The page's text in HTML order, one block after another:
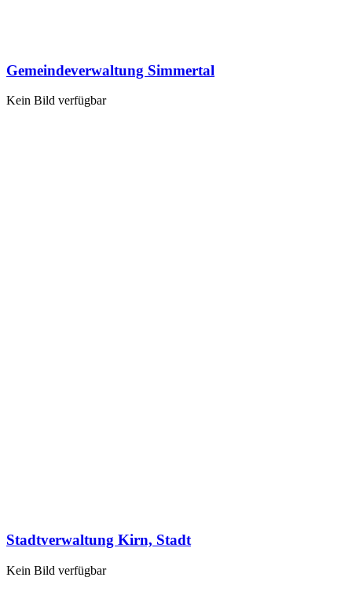
Gemeindeverwaltung Simmertal
Kein Bild verfügbar
Stadtverwaltung Kirn, Stadt
Kein Bild verfügbar